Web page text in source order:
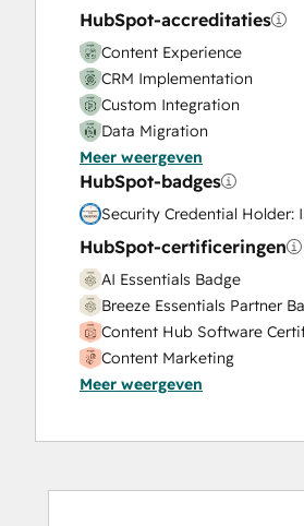
Website Design
Website Development
Website Migration
HubSpot-accreditaties
Content Experience
CRM Implementation
Custom Integration
Data Migration
Onboarding
Service Implementation
Solutions Architecture
Meer weergeven
HubSpot-badges
Security Credential Holder:
HubSpot-certificeringen
AI Essentials Badge
Breeze Essentials Partner
Content Hub Software
Content Marketing
CRM Data Migration
Digital Advertising
Email Marketing
Meer weergeven